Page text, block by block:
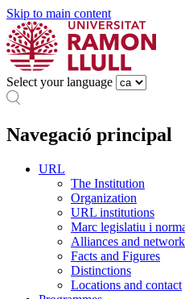
Skip to main content
Select your language
Navegació principal
URL
The Institution
Organization
URL institutions
Marc legislatiu i
Alliances and
Facts and Figures
Distinctions
Locations and contact